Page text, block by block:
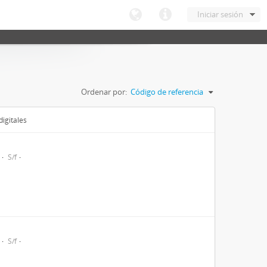
Iniciar sesión
Ordenar por: Código de referencia
S/f
S/f